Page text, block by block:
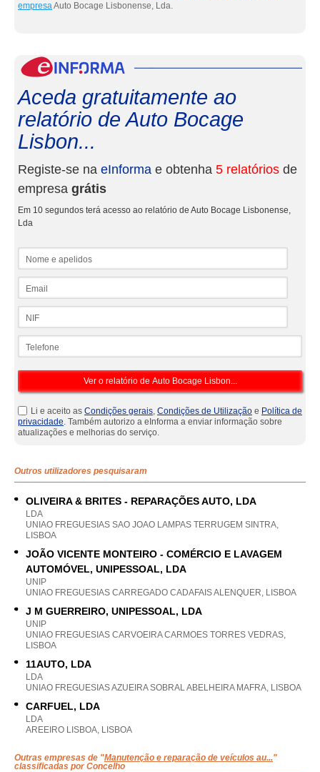
empresaAuto Bocage Lisbonense, Lda.
Aceda gratuitamente ao
relatório de Auto Bocage
Lisbon...
Registe-se na eInforma e obtenha 5 relatórios de
empresa grátis
Em 10 segundos terá acesso ao relatório de Auto Bocage Lisbonense,
Lda
Li e aceito as Condições gerais, Condições de Utilização e Política de
privacidade. Também autorizo a eInforma a enviar informação sobre
atualizações e melhorias do serviço.
Outros utilizadores pesquisaram
OLIVEIRA & BRITES - REPARAÇÕES AUTO, LDA
LDA
UNIAO FREGUESIAS SAO JOAO LAMPAS TERRUGEM SINTRA,
LISBOA
JOÃO VICENTE MONTEIRO - COMÉRCIO E LAVAGEM
AUTOMÓVEL, UNIPESSOAL, LDA
UNIP
UNIAO FREGUESIAS CARREGADO CADAFAIS ALENQUER, LISBOA
J M GUERREIRO, UNIPESSOAL, LDA
UNIP
UNIAO FREGUESIAS CARVOEIRA CARMOES TORRES VEDRAS,
LISBOA
11AUTO, LDA
LDA
UNIAO FREGUESIAS AZUEIRA SOBRAL ABELHEIRA MAFRA, LISBOA
CARFUEL, LDA
LDA
AREEIRO LISBOA, LISBOA
Outras empresas de "Manutenção e reparação de veículos au..."
classificadas por Concelho